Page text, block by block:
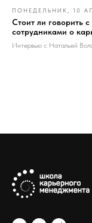
ПОНЕДЕЛЬНИК, 10
Стоит ли говорить с
сотрудниками о
Интервью с Натальей